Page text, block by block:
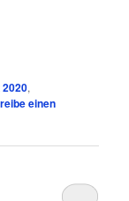
2020,
einen